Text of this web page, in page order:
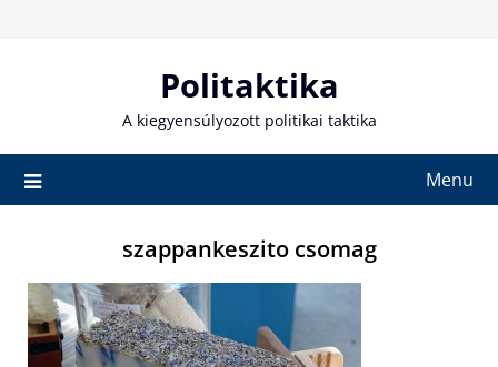
Politaktika
A kiegyensúlyozott politikai taktika
Menu
szappankeszito csomag